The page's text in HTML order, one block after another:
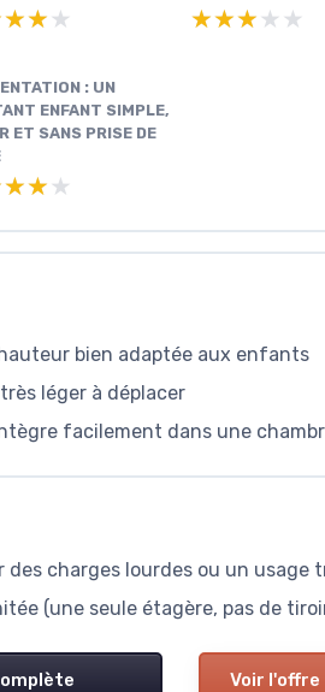
★★★★★
★★★★★
: UN
ENFANT SIMPLE,
ET SANS PRISE DE
bien adaptée aux enfants
léger à déplacer
facilement dans une
des charges lourdes ou un usage
(une seule étagère, pas de
Voir l'offre